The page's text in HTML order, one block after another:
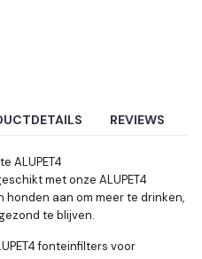
REVIEWS
ALUPET4
met onze ALUPET4
aan om meer te drinken,
te blijven.
fonteinfilters voor